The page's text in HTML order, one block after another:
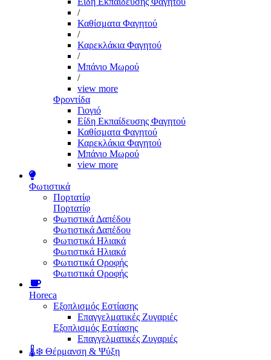
/
Καθίσματα Φαγητού
/
Καρεκλάκια Φαγητού
/
Μπάνιο Μωρού
/
view more
Φροντίδα
Γιογιό
Είδη Εκπαίδευσης Φαγητού
Καθίσματα Φαγητού
Καρεκλάκια Φαγητού
Μπάνιο Μωρού
view more
Φωτιστικά
Πορτατίφ
Πορτατίφ
Φωτιστικά Δαπέδου
Φωτιστικά Δαπέδου
Φωτιστικά Ηλιακά
Φωτιστικά Ηλιακά
Φωτιστικά Οροφής
Φωτιστικά Οροφής
Horeca
Εξοπλισμός Εστίασης
Επαγγελματικές Ζυγαριές
Εξοπλισμός Εστίασης
Επαγγελματικές Ζυγαριές
🌡️❄️ Θέρμανση & Ψύξη